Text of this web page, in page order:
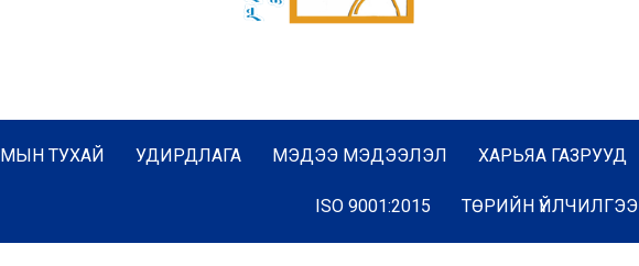
ТУХАЙ УДИРДЛАГА МЭДЭЭ МЭДЭЭЛЭЛ ХАРЬЯА ГАЗРУУД
ISO 9001:2015 ТӨРИЙН ҮЙЛЧИЛГЭЭ